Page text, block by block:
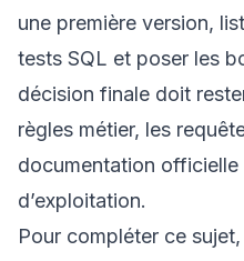
une première version,
tests SQL et poser les
décision finale doit
règles métier, les
documentation
d’exploitation.
Pour compléter ce sujet,